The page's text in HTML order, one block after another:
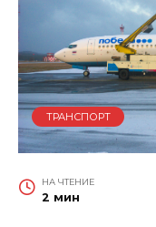
ТРАНСПОРТ
НА ЧТЕНИЕ
2 мин